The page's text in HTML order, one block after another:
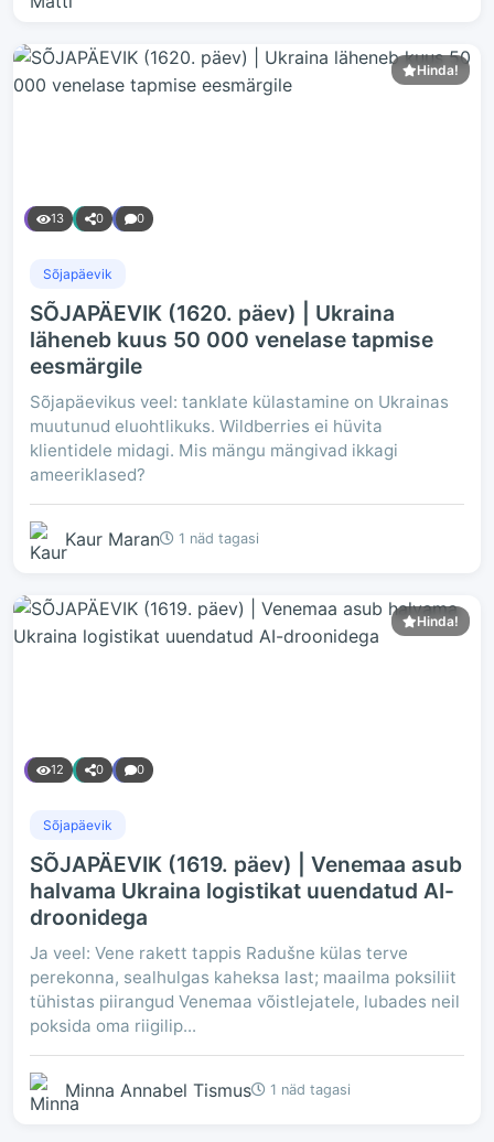
Hinda!
13 0 0
Sõjapäevik
SÕJAPÄEVIK (1620. päev) | Ukraina
läheneb kuus 50 000 venelase tapmise
eesmärgile
Sõjapäevikus veel: tanklate külastamine on Ukrainas
muutunud eluohtlikuks. Wildberries ei hüvita
klientidele midagi. Mis mängu mängivad ikkagi
ameeriklased?
Kaur Maran 1 näd tagasi
Hinda!
12 0 0
Sõjapäevik
SÕJAPÄEVIK (1619. päev) | Venemaa asub
halvama Ukraina logistikat uuendatud AI-
droonidega
Ja veel: Vene rakett tappis Radušne külas terve
perekonna, sealhulgas kaheksa last; maailma poksiliit
tühistas piirangud Venemaa võistlejatele, lubades neil
poksida oma riigilip...
Minna Annabel Tismus 1 näd tagasi